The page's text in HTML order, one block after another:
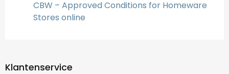
Klantenservice
CBW – Approved Conditions for Homeware
Stores online